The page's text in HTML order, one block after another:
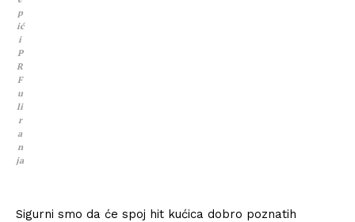
p
ić
i
P
R
F
u
li
r
a
n
ja
Sigurni smo da će spoj hit kućica dobro poznatih